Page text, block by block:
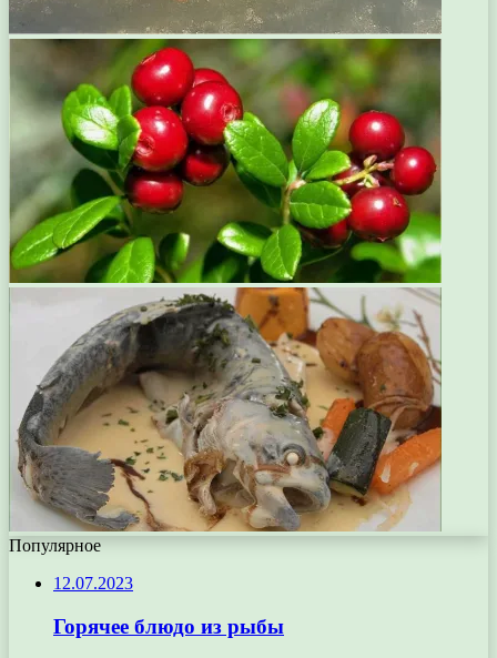
Популярное
12.07.2023
Горячее блюдо из рыбы